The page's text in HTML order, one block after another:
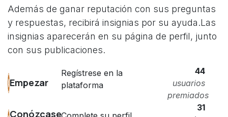
Además de ganar reputación con sus preguntas
y respuestas, recibirá insignias por su ayuda.Las
insignias aparecerán en su página de perfil, junto
con sus publicaciones.
Empezar
Regístrese en la
plataforma
44
usuarios
premiados
Conózcase
31